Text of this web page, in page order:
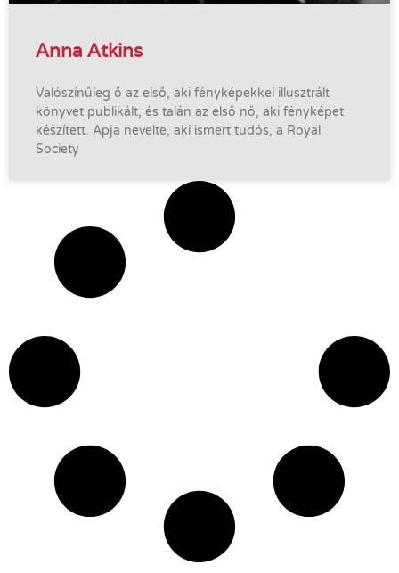
Anna Atkins
Valószínűleg ő az első, aki fényképekkel illusztrált
könyvet publikált, és talán az első nő, aki fényképet
készített. Apja nevelte, aki ismert tudós, a Royal
Society